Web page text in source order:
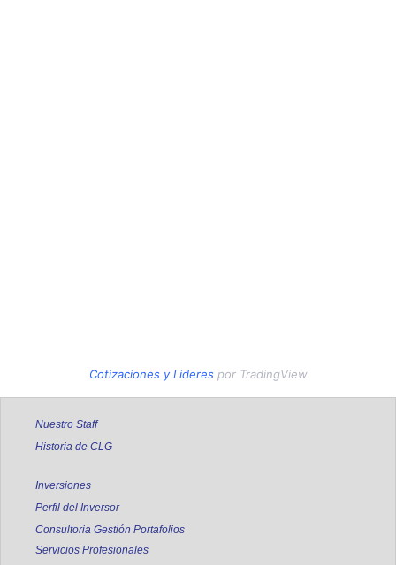
Cotizaciones y Liderespor TradingView
Nuestro Staff
Historia de CLG
Inversiones
Perfil del Inversor
Consultoria Gestión Portafolios
Servicios Profesionales